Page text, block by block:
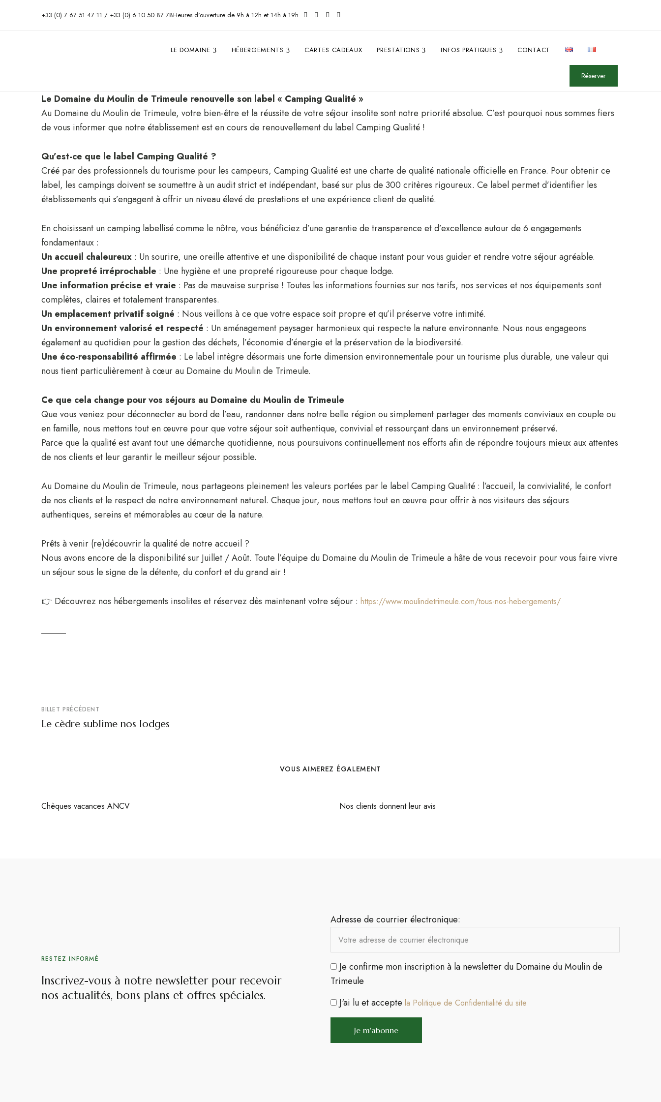
+33 (0) 7 67 51 47 11 / +33 (0) 6 10 50 87 78Heures d'ouverture de 9h à 12h et 14h à 19h
LE DOMAINE HÉBERGEMENTS CARTES CADEAUX PRESTATIONS INFOS PRATIQUES CONTACT
Réserver
Le Domaine du Moulin de Trimeule renouvelle son label « Camping Qualité »
Au Domaine du Moulin de Trimeule, votre bien-être et la réussite de votre séjour insolite sont notre priorité absolue. C’est pourquoi nous sommes fiers
de vous informer que notre établissement est en cours de renouvellement du label Camping Qualité !
Qu’est-ce que le label Camping Qualité ?
Créé par des professionnels du tourisme pour les campeurs, Camping Qualité est une charte de qualité nationale officielle en France. Pour obtenir ce
label, les campings doivent se soumettre à un audit strict et indépendant, basé sur plus de 300 critères rigoureux. Ce label permet d’identifier les
établissements qui s’engagent à offrir un niveau élevé de prestations et une expérience client de qualité.
En choisissant un camping labellisé comme le nôtre, vous bénéficiez d’une garantie de transparence et d’excellence autour de 6 engagements
fondamentaux :
Un accueil chaleureux : Un sourire, une oreille attentive et une disponibilité de chaque instant pour vous guider et rendre votre séjour agréable.
Une propreté irréprochable : Une hygiène et une propreté rigoureuse pour chaque lodge.
Une information précise et vraie : Pas de mauvaise surprise ! Toutes les informations fournies sur nos tarifs, nos services et nos équipements sont
complètes, claires et totalement transparentes.
Un emplacement privatif soigné : Nous veillons à ce que votre espace soit propre et qu’il préserve votre intimité.
Un environnement valorisé et respecté : Un aménagement paysager harmonieux qui respecte la nature environnante. Nous nous engageons
également au quotidien pour la gestion des déchets, l’économie d’énergie et la préservation de la biodiversité.
Une éco-responsabilité affirmée : Le label intègre désormais une forte dimension environnementale pour un tourisme plus durable, une valeur qui
nous tient particulièrement à cœur au Domaine du Moulin de Trimeule.
Ce que cela change pour vos séjours au Domaine du Moulin de Trimeule
Que vous veniez pour déconnecter au bord de l’eau, randonner dans notre belle région ou simplement partager des moments conviviaux en couple ou
en famille, nous mettons tout en œuvre pour que votre séjour soit authentique, convivial et ressourçant dans un environnement préservé.
Parce que la qualité est avant tout une démarche quotidienne, nous poursuivons continuellement nos efforts afin de répondre toujours mieux aux attentes
de nos clients et leur garantir le meilleur séjour possible.
Au Domaine du Moulin de Trimeule, nous partageons pleinement les valeurs portées par le label Camping Qualité : l’accueil, la convivialité, le confort
de nos clients et le respect de notre environnement naturel. Chaque jour, nous mettons tout en œuvre pour offrir à nos visiteurs des séjours
authentiques, sereins et mémorables au cœur de la nature.
Prêts à venir (re)découvrir la qualité de notre accueil ?
Nous avons encore de la disponibilité sur Juillet / Août. Toute l’équipe du Domaine du Moulin de Trimeule a hâte de vous recevoir pour vous faire vivre
un séjour sous le signe de la détente, du confort et du grand air !
👉 Découvrez nos hébergements insolites et réservez dès maintenant votre séjour : https://www.moulindetrimeule.com/tous-nos-hebergements/
BILLET PRÉCÉDENT
Le cèdre sublime nos lodges
VOUS AIMEREZ ÉGALEMENT
Chèques vacances ANCV Nos clients donnent leur avis
RESTEZ INFORMÉ
Inscrivez-vous à notre newsletter pour recevoir
nos actualités, bons plans et offres spéciales.​
Adresse de courrier électronique:
Je confirme mon inscription à la newsletter du Domaine du Moulin de
Trimeule
J'ai lu et accepte la Politique de Confidentialité du site